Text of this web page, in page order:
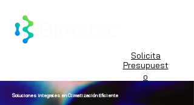
Presupuest
o
Solicita
Soluciones Integrales en Climatización Eficiente